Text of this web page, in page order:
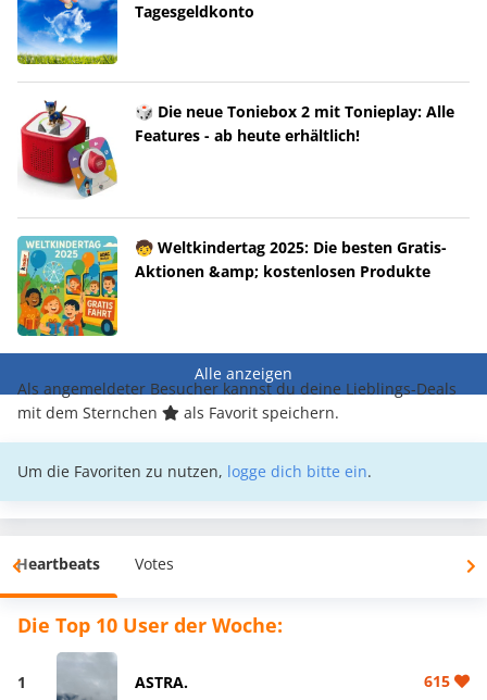
Tagesgeldkonto
🎲 Die neue Toniebox 2 mit Tonieplay: Alle
Features - ab heute erhältlich!
🧒 Weltkindertag 2025: Die besten Gratis-
Aktionen &amp; kostenlosen Produkte
Alle anzeigen
Als angemeldeter Besucher kannst du deine Lieblings-Deals
mit dem Sternchen
als Favorit speichern.
Um die Favoriten zu nutzen, logge dich bitte ein.
Heartbeats Votes
Die Top 10 User der Woche:
1 ASTRA. 615